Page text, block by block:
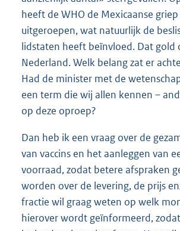
heeft de WHO de Mexicaanse
uitgeroepen, wat natuurlijk de
lidstaten heeft beïnvloed. Dat gold
Nederland. Welk belang zat er
Had de minister met de
een term die wij allen kennen –
op deze oproep?
Dan heb ik een vraag over de
van vaccins en het aanleggen van
voorraad, zodat betere afspraken
worden over de levering, de prijs
fractie wil graag weten op welk
hierover wordt geïnformeerd,